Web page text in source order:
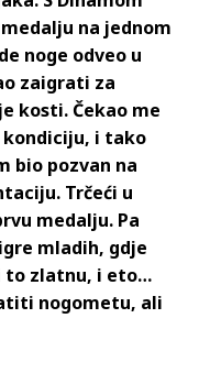
na jednom
noge odveo u
zaigrati za
kosti. Čekao me
i tako
bio pozvan na
Trčeći u
medalju. Pa
mladih, gdje
to zlatnu, i eto…
nogometu, ali